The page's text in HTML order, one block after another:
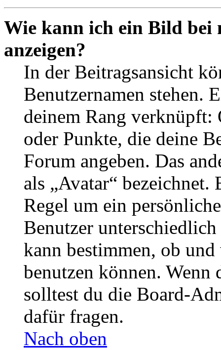
Wie kann ich ein Bild bei
anzeigen?
In der Beitragsansicht
Benutzernamen stehen.
deinem Rang verknüpft:
oder Punkte, die deine
Forum angeben. Das
als „Avatar“
Regel um ein
Benutzer
kann bestimmen, ob
benutzen können. Wenn
solltest du die Board-
dafür fragen.
Nach oben